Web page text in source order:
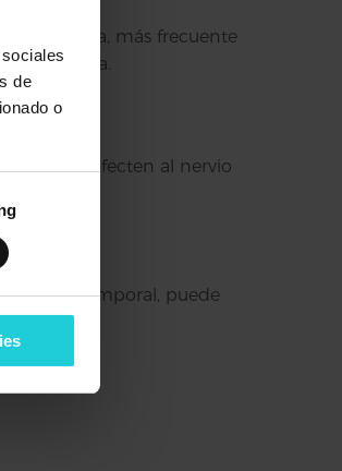
de
o
de ciática, más frecuente
la pierna.
que afecten al nervio
ser temporal, puede